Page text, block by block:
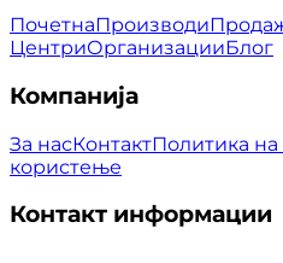
ПочетнаПроизводи
ЦентриОрганизацииБлог
Компанија
За насКонтактПолитика на
користење
Контакт информации